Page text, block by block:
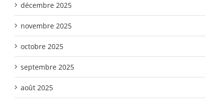
décembre 2025
novembre 2025
octobre 2025
septembre 2025
août 2025